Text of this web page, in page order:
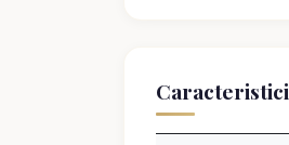
Caracteristici